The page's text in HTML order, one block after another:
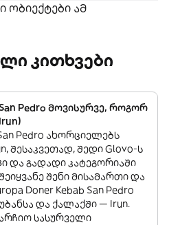
ობიექტები ამ
კითხვები
San Pedro მოვისურვე, როგორ
Pedro ახორციელებს
შესაკვეთად, შედი Glovo-ს
და გადადი კატეგორიაში
შეიყვანე შენი მისამართი და
Doner Kebab San Pedro
და ქალაქში — Irun.
სასურველი